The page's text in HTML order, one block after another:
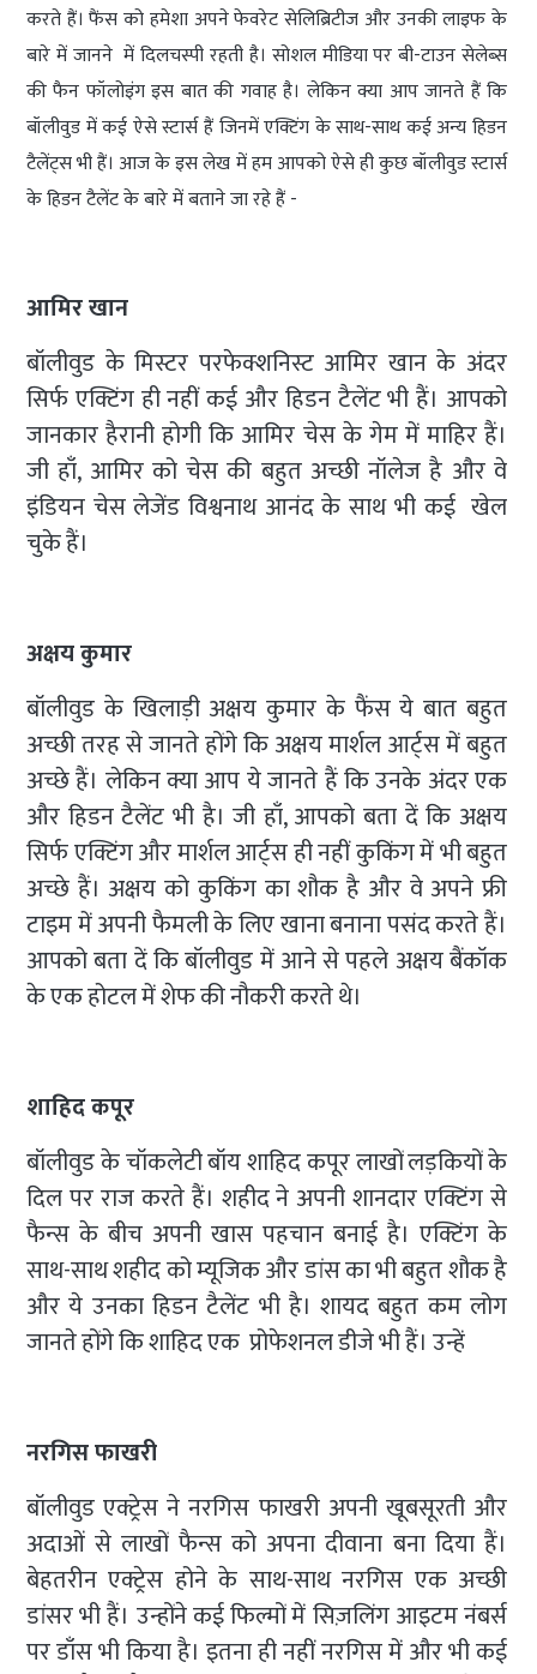
करते हैं। फैंस को हमेशा अपने फेवरेट सेलिब्रिटीज और उनकी लाइफ के
बारे में जानने में दिलचस्पी रहती है। सोशल मीडिया पर बी-टाउन सेलेब्स
की फैन फॉलोइंग इस बात की गवाह है। लेकिन क्या आप जानते हैं कि
बॉलीवुड में कई ऐसे स्टार्स हैं जिनमें एक्टिंग के साथ-साथ कई अन्य हिडन
टैलेंट्स भी हैं। आज के इस लेख में हम आपको ऐसे ही कुछ बॉलीवुड स्टार्स
के हिडन टैलेंट के बारे में बताने जा रहे हैं -
आमिर खान
बॉलीवुड के मिस्टर परफेक्शनिस्ट आमिर खान के अंदर
सिर्फ एक्टिंग ही नहीं कई और हिडन टैलेंट भी हैं। आपको
जानकार हैरानी होगी कि आमिर चेस के गेम में माहिर हैं।
जी हाँ, आमिर को चेस की बहुत अच्छी नॉलेज है और वे
इंडियन चेस लेजेंड विश्वनाथ आनंद के साथ भी कई खेल
चुके हैं।
अक्षय कुमार
बॉलीवुड के खिलाड़ी अक्षय कुमार के फैंस ये बात बहुत
अच्छी तरह से जानते होंगे कि अक्षय मार्शल आर्ट्स में बहुत
अच्छे हैं। लेकिन क्या आप ये जानते हैं कि उनके अंदर एक
और हिडन टैलेंट भी है। जी हाँ, आपको बता दें कि अक्षय
सिर्फ एक्टिंग और मार्शल आर्ट्स ही नहीं कुकिंग में भी बहुत
अच्छे हैं। अक्षय को कुकिंग का शौक है और वे अपने फ्री
टाइम में अपनी फैमली के लिए खाना बनाना पसंद करते हैं।
आपको बता दें कि बॉलीवुड में आने से पहले अक्षय बैंकॉक
के एक होटल में शेफ की नौकरी करते थे।
शाहिद कपूर
बॉलीवुड के चॉकलेटी बॉय शाहिद कपूर लाखों लड़कियों के
दिल पर राज करते हैं। शहीद ने अपनी शानदार एक्टिंग से
फैन्स के बीच अपनी खास पहचान बनाई है। एक्टिंग के
साथ-साथ शहीद को म्यूजिक और डांस का भी बहुत शौक है
और ये उनका हिडन टैलेंट भी है। शायद बहुत कम लोग
जानते होंगे कि शाहिद एक प्रोफेशनल डीजे भी हैं। उन्हें
नरगिस फाखरी
बॉलीवुड एक्ट्रेस ने नरगिस फाखरी अपनी खूबसूरती और
अदाओं से लाखों फैन्स को अपना दीवाना बना दिया हैं।
बेहतरीन एक्ट्रेस होने के साथ-साथ नरगिस एक अच्छी
डांसर भी हैं। उन्होंने कई फिल्मों में सिज़लिंग आइटम नंबर्स
पर डाँस भी किया है। इतना ही नहीं नरगिस में और भी कई